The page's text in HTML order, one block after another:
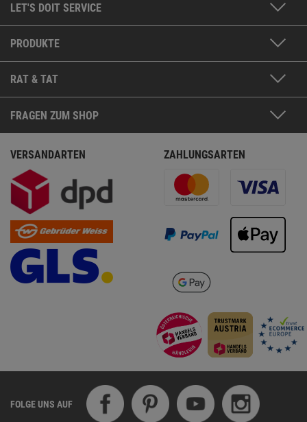
LET'S DOIT SERVICE
PRODUKTE
RAT & TAT
FRAGEN ZUM SHOP
VERSANDARTEN ZAHLUNGSARTEN
FOLGE UNS AUF